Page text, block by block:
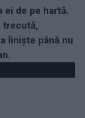
ei de pe hartă.
trecută,
liniște până nu